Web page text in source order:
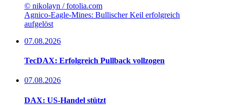
© nikolayn / fotolia.com
Agnico-Eagle-Mines: Bullischer Keil erfolgreich
aufgelöst
07.08.2026
TecDAX: Erfolgreich Pullback vollzogen
07.08.2026
DAX: US-Handel stützt